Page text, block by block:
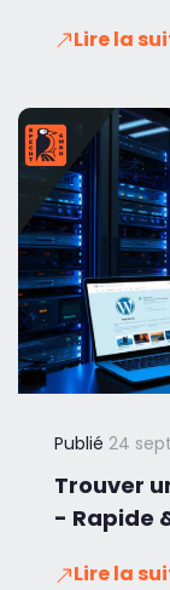
Lire la
Publié 24
Trouver
- Rapide
Lire la